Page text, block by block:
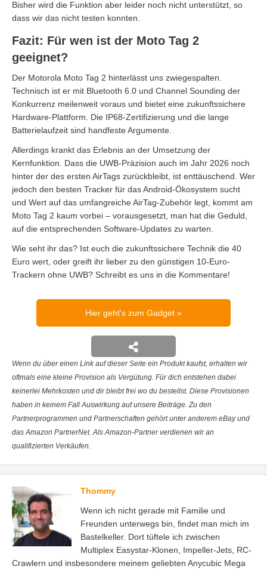
Bisher wird die Funktion aber leider noch nicht unterstützt, so
dass wir das nicht testen konnten.
Fazit: Für wen ist der Moto Tag 2
geeignet?
Der Motorola Moto Tag 2 hinterlässt uns zwiegespalten.
Technisch ist er mit Bluetooth 6.0 und Channel Sounding der
Konkurrenz meilenweit voraus und bietet eine zukunftssichere
Hardware-Plattform. Die IP68-Zertifizierung und die lange
Batterielaufzeit sind handfeste Argumente.
Allerdings krankt das Erlebnis an der Umsetzung der
Kernfunktion. Dass die UWB-Präzision auch im Jahr 2026 noch
hinter der des ersten AirTags zurückbleibt, ist enttäuschend. Wer
jedoch den besten Tracker für das Android-Ökosystem sucht
und Wert auf das umfangreiche AirTag-Zubehör legt, kommt am
Moto Tag 2 kaum vorbei – vorausgesetzt, man hat die Geduld,
auf die entsprechenden Software-Updates zu warten.
Wie seht ihr das? Ist euch die zukunftssichere Technik die 40
Euro wert, oder greift ihr lieber zu den günstigen 10-Euro-
Trackern ohne UWB? Schreibt es uns in die Kommentare!
Hier geht's zum Gadget
Wenn du über einen Link auf dieser Seite ein Produkt kaufst, erhalten wir
oftmals eine kleine Provision als Vergütung. Für dich entstehen dabei
keinerlei Mehrkosten und dir bleibt frei wo du bestellst. Diese Provisionen
haben in keinem Fall Auswirkung auf unsere Beiträge. Zu den
Partnerprogrammen und Partnerschaften gehört unter anderem eBay und
das Amazon PartnerNet. Als Amazon-Partner verdienen wir an
qualifizierten Verkäufen.
Thommy
Wenn ich nicht gerade mit Familie und
Freunden unterwegs bin, findet man mich im
Bastelkeller. Dort tüftele ich zwischen
Multiplex Easystar-Klonen, Impeller-Jets, RC-
Crawlern und insbesondere meinem geliebten Anycubic Mega